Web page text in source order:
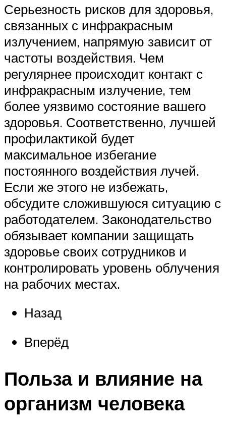
Серьезность рисков для здоровья,
связанных с инфракрасным
излучением, напрямую зависит от
частоты воздействия. Чем
регулярнее происходит контакт с
инфракрасным излучение, тем
более уязвимо состояние вашего
здоровья. Соответственно, лучшей
профилактикой будет
максимальное избегание
постоянного воздействия лучей.
Если же этого не избежать,
обсудите сложившуюся ситуацию с
работодателем. Законодательство
обязывает компании защищать
здоровье своих сотрудников и
контролировать уровень облучения
на рабочих местах.
Назад
Вперёд
Польза и влияние на
организм человека